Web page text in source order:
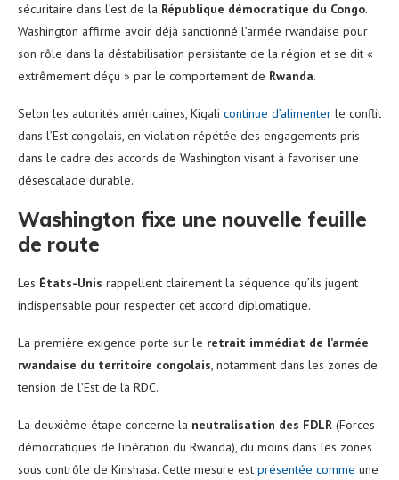
sécuritaire dans l’est de la République démocratique du Congo.
Washington affirme avoir déjà sanctionné l’armée rwandaise pour
son rôle dans la déstabilisation persistante de la région et se dit «
extrêmement déçu » par le comportement de Rwanda.
Selon les autorités américaines, Kigali continue d’alimenter le conflit
dans l’Est congolais, en violation répétée des engagements pris
dans le cadre des accords de Washington visant à favoriser une
désescalade durable.
Washington fixe une nouvelle feuille
de route
Les États-Unis rappellent clairement la séquence qu’ils jugent
indispensable pour respecter cet accord diplomatique.
La première exigence porte sur le retrait immédiat de l’armée
rwandaise du territoire congolais, notamment dans les zones de
tension de l’Est de la RDC.
La deuxième étape concerne la neutralisation des FDLR (Forces
démocratiques de libération du Rwanda), du moins dans les zones
sous contrôle de Kinshasa. Cette mesure est présentée comme une